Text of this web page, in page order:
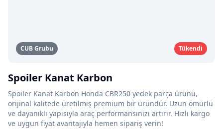
CUB Grubu Tükendi
Spoiler Kanat Karbon
Spoiler Kanat Karbon Honda CBR250 yedek parça ürünü,
orijinal kalitede üretilmiş premium bir üründür. Uzun ömürlü
ve dayanıklı yapısıyla araç performansınızı artırır. Hızlı kargo
ve uygun fiyat avantajıyla hemen sipariş verin!